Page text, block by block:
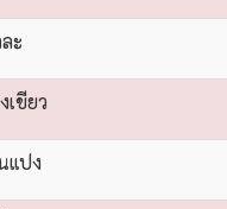
ะ
ขียว
แปง